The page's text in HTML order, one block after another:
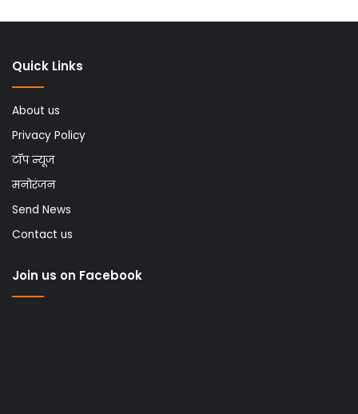
Quick Links
About us
Privacy Policy
टॉप न्यूज
मनोरंजन
Send News
Contact us
Join us on Facebook